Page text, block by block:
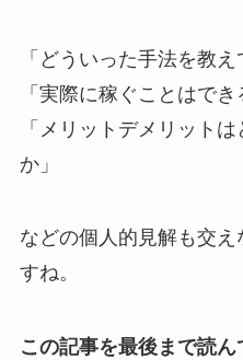
「どういった手法を教え
「実際に稼ぐことはでき
「メリットデメリット
か」
などの個人的見解も交
すね。
この記事を最後まで読